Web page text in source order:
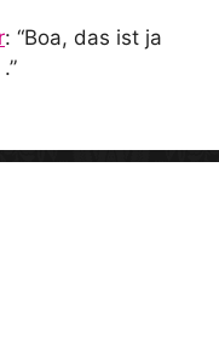
: “Boa, das ist ja
”